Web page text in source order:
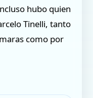
hubo quien
Tinelli, tanto
como por